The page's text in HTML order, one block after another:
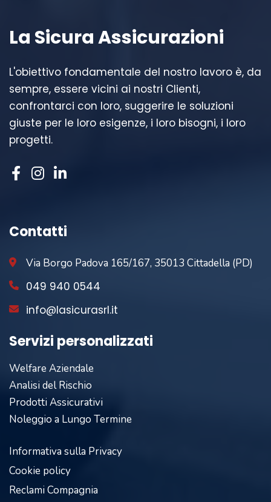
La Sicura Assicurazioni
L'obiettivo fondamentale del nostro lavoro è, da
sempre, essere vicini ai nostri Clienti,
confrontarci con loro, suggerire le soluzioni
giuste per le loro esigenze, i loro bisogni, i loro
progetti.
Contatti
Via Borgo Padova 165/167, 35013 Cittadella (PD)
049 940 0544
info@lasicurasrl.it
Servizi personalizzati
Welfare Aziendale
Analisi del Rischio
Prodotti Assicurativi
Noleggio a Lungo Termine
Informativa sulla Privacy
Cookie policy
Reclami Compagnia